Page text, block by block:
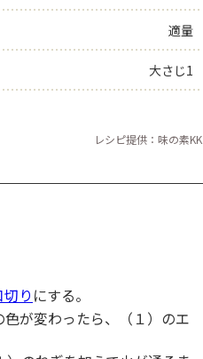
適量
大さじ1
レシピ提供：味の素KK
り にする。
が変わったら、（１）のエ